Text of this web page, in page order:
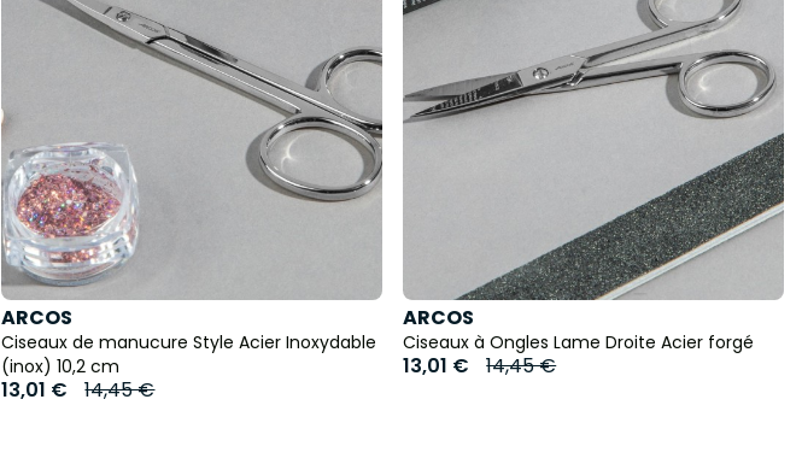
ARCOS
Ciseaux de manucure Style Acier Inoxydable
(inox) 10,2 cm
13,01 € 14,45 €
ARCOS
Ciseaux à Ongles Lame Droite Acier forgé
13,01 € 14,45 €